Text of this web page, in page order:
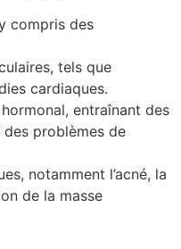
compris des
tels que
cardiaques.
entraînant des
des problèmes de
notamment l’acné, la
de la masse